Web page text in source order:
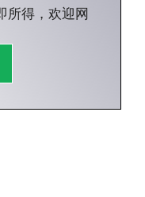
所得，欢迎网